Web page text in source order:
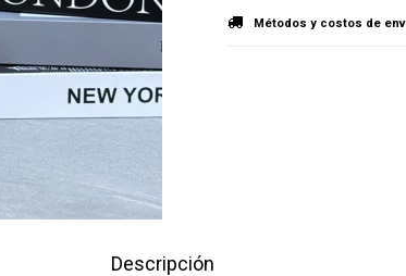
Métodos y costos de
Descripción